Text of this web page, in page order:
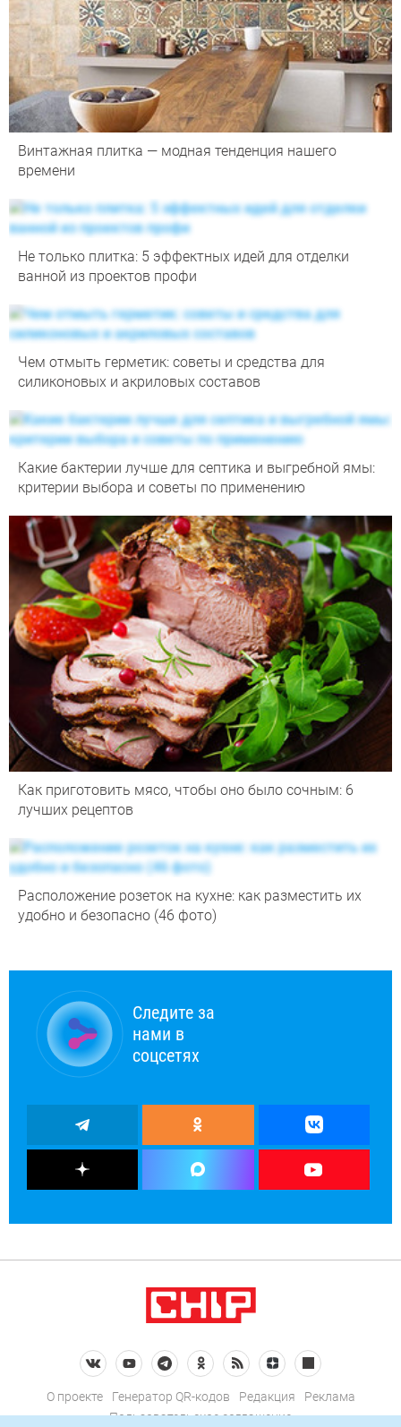
Винтажная плитка — модная тенденция нашего
времени
Не только плитка: 5 эффектных идей для отделки
ванной из проектов профи
Чем отмыть герметик: советы и средства для
силиконовых и акриловых составов
Какие бактерии лучше для септика и выгребной ямы:
критерии выбора и советы по применению
Как приготовить мясо, чтобы оно было сочным: 6
лучших рецептов
Расположение розеток на кухне: как разместить их
удобно и безопасно (46 фото)
Следите за
нами в
соцсетях
О проекте Генератор QR-кодов Редакция
Реклама
Пользовательское соглашение